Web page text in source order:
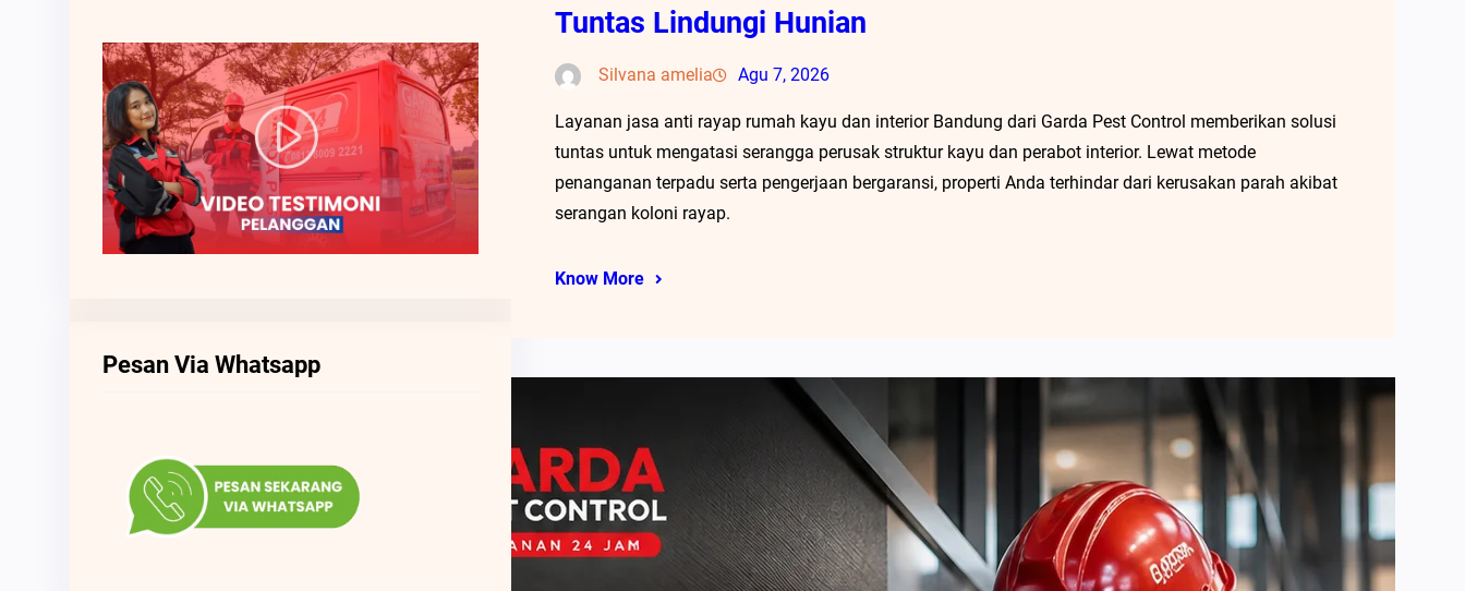
Pesan Via Whatsapp
Tuntas Lindungi Hunian
Silvana amelia Agu 7, 2026
Layanan jasa anti rayap rumah kayu dan interior Bandung dari Garda Pest Control memberikan solusi
tuntas untuk mengatasi serangga perusak struktur kayu dan perabot interior. Lewat metode
penanganan terpadu serta pengerjaan bergaransi, properti Anda terhindar dari kerusakan parah akibat
serangan koloni rayap.
Know More